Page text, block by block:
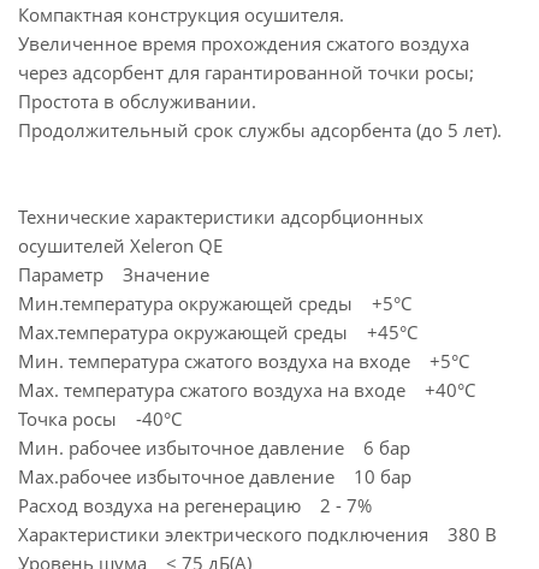
Компактная конструкция осушителя.
Увеличенное время прохождения сжатого воздуха
через адсорбент для гарантированной точки росы;
Простота в обслуживании.
Продолжительный срок службы адсорбента (до 5 лет).
Технические характеристики адсорбционных
осушителей Xeleron QE
Параметр Значение
Мин.температура окружающей среды +5°С
Мах.температура окружающей среды +45°С
Мин. температура сжатого воздуха на входе +5°С
Мах. температура сжатого воздуха на входе +40°С
Точка росы -40°С
Мин. рабочее избыточное давление 6 бар
Мах.рабочее избыточное давление 10 бар
Расход воздуха на регенерацию 2 - 7%
Характеристики электрического подключения 380 В
Уровень шума ≤ 75 дБ(А)